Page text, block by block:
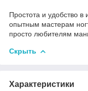
Простота и удобство в
опытным мастерам
просто любителям
Скрыть
Характеристики